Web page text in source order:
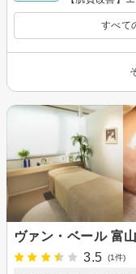
入★全顏1回60
すべて
ヴァン・ベール 富
3.5
(1件)